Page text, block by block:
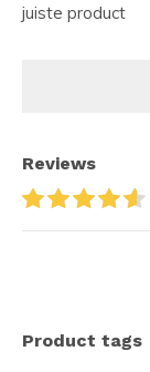
juiste product
Reviews
Product tags